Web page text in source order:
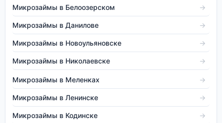
Микрозаймы в Белоозерском →
Микрозаймы в Данилове →
Микрозаймы в Новоульяновске →
Микрозаймы в Николаевске →
Микрозаймы в Меленках →
Микрозаймы в Ленинске →
Микрозаймы в Кодинске →